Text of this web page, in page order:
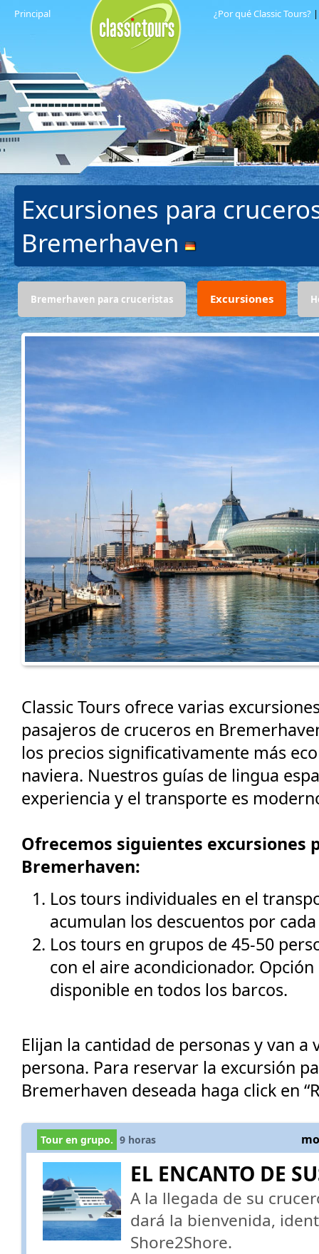
Principal ¿Por qué Classic Tours?
Excursiones para
Bremerhaven
Bremerhaven para cruceristas Excursiones
Classic Tours ofrece varias
pasajeros de cruceros en
los precios significativamente más
naviera. Nuestros guías de lingua
experiencia y el transporte es
Ofrecemos siguientes excursiones
Bremerhaven:
Los tours individuales en el
acumulan los descuentos por
Los tours en grupos de 45-50
con el aire acondicionador.
disponible en todos los barcos.
Elijan la cantidad de personas y van
persona. Para reservar la excursión
Bremerhaven deseada haga click en
Tour en grupo. 9 horas
EL ENCANTO DE
A la llegada de su
dará la bienvenida,
Shore2Shore.